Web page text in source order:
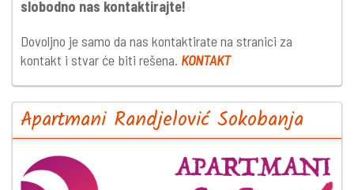
slobodno nas kontaktirajte!
Dovoljno je samo da nas kontaktirate na stranici za
kontakt i stvar će biti rešena. KONTAKT
Apartmani Randjelović Sokobanja